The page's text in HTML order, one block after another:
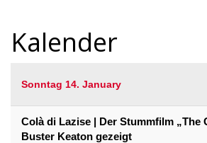
Kalender
Sonntag 14. January
Colà di Lazise | Der Stummfilm „The
Buster Keaton gezeigt